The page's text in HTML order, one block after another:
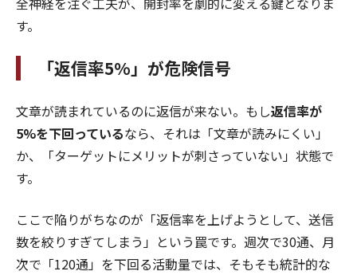
す。
「返信率5%」が危険信号
文章が読まれているのに返信が来ない。もし返信率が
5%を下回っているなら、それは「文章が読みにくい」
か、「ターゲットにメリットが刺さっていない」状態で
す。
ここで陥りがちなのが「返信率を上げようとして、送信
数を絞りすぎてしまう」という罠です。週次で30通、月
次で「120通」を下回る活動量では、そもそも統計的な